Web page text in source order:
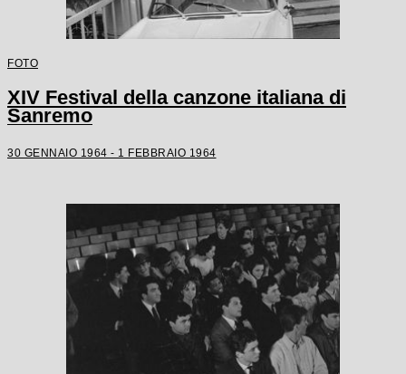
FOTO
XIV Festival della canzone italiana di
Sanremo
30 GENNAIO 1964 - 1 FEBBRAIO 1964